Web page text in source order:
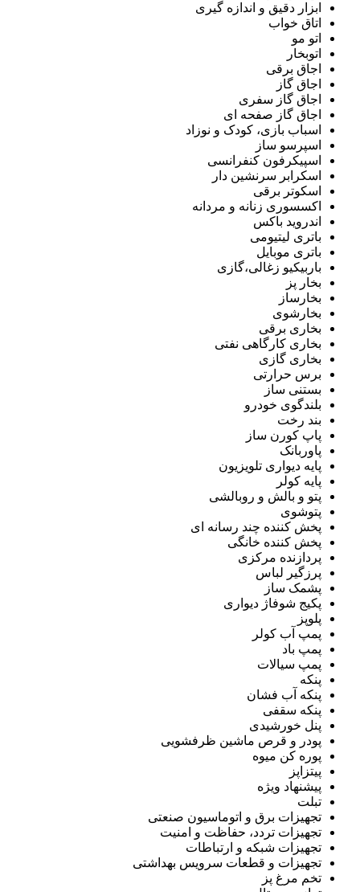
ابزار دقیق و اندازه گیری
اتاق خواب
اتو مو
اتوبخار
اجاق برقی
اجاق گاز
اجاق گاز سفری
اجاق گاز صفحه ای
اسباب بازی، کودک و نوزاد
اسپرسو ساز
اسپیکرفون کنفرانسی
اسکرابر سرنشین دار
اسکوتر برقی
اکسسوری زنانه و مردانه
اندروید باکس
باتری لیتیومی
باتری موبایل
باربیکیو زغالی،گازی
بخار پز
بخارساز
بخارشوی
بخاری برقی
بخاری کارگاهی نفتی
بخاری گازی
برس حرارتی
بستنی ساز
بلندگوی خودرو
بند رخت
پاپ کورن ساز
پاوربانک
پایه دیواری تلویزیون
پایه کولر
پتو و بالش و روبالشی
پتوشوی
پخش کننده چند رسانه ای
پخش کننده خانگی
پردازنده مرکزی
پرزگیر لباس
پشمک ساز
پکیج شوفاژ دیواری
پلوپز
پمپ آب کولر
پمپ باد
پمپ سیالات
پنکه
پنکه آب فشان
پنکه سقفی
پنل خورشیدی
پودر و قرص ماشین ظرفشویی
پوره کن میوه
پیتزاپز
پیشنهاد ویژه
تبلت
تجهیزات برق و اتوماسیون صنعتی
تجهیزات تردد، حفاظت و امنیت
تجهیزات شبکه و ارتباطات
تجهیزات و قطعات سرویس بهداشتی
تخم مرغ پز